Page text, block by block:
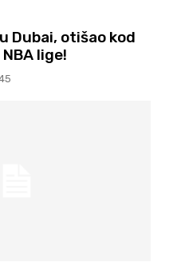
Dubai, otišao kod
lige!